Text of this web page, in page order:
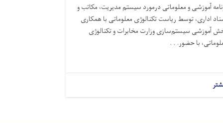
آموزشی و معلوماتی درمورد سیستم مدیریت، مکاتب و
اداری، توسط ریاست تکنالوژی معلوماتی با همکاری
آموزشی سیستم‌سازی وزارت مخابرات و تکنالوژی
با حضور. . .